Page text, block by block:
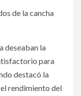
de la cancha
deseaban la
para
destacó la
rendimiento del